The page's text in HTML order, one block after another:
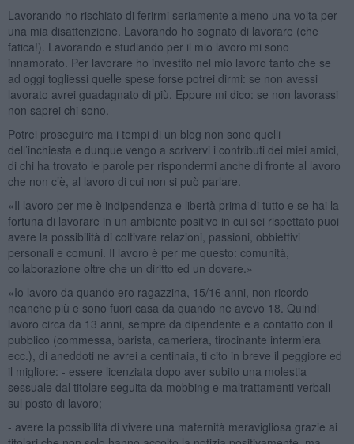
Lavorando ho rischiato di ferirmi seriamente almeno una volta per
una mia disattenzione. Lavorando ho sognato di lavorare (che
fatica!). Lavorando e studiando per il mio lavoro mi sono
innamorato. Per lavorare ho investito nel mio lavoro tanto che se
ad oggi togliessi quelle spese forse potrei dirmi: se non avessi
lavorato avrei guadagnato di più. Eppure mi dico: se non lavorassi
non saprei chi sono.
Potrei proseguire ma i tempi di un blog non sono quelli
dell’inchiesta e dunque vengo a scrivervi i contributi dei miei amici,
di chi ha trovato le parole per rispondermi anche di fronte al lavoro
che non c’è, al lavoro di cui non si può parlare.
«Il lavoro per me è indipendenza e libertà prima di tutto e se hai la
fortuna di lavorare in un ambiente positivo in cui sei rispettato puoi
avere la possibilità di coltivare relazioni, passioni, obbiettivi
personali e comuni. Il lavoro è per me questo: comunità,
collaborazione oltre che un diritto ed un dovere.»
«Io lavoro da quando ero ragazzina, 15/16 anni, non ricordo
neanche più e sono fuori casa da quando ne avevo 18. Quindi
lavoro circa da 13 anni, sempre da dipendente e a contatto con il
pubblico (commessa, barista, cameriera, tirocinante infermiera
ecc.), di aneddoti ne avrei a centinaia, ti cito in breve il peggiore ed
il migliore: - essere licenziata dopo aver subito una molestia
sessuale dal titolare seguita da mobbing e maltrattamenti verbali
sul posto di lavoro;
- avere la possibilità di vivere una maternità meravigliosa grazie ai